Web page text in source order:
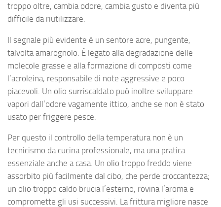
troppo oltre, cambia odore, cambia gusto e diventa più
difficile da riutilizzare.
Il segnale più evidente è un sentore acre, pungente,
talvolta amarognolo. È legato alla degradazione delle
molecole grasse e alla formazione di composti come
l’acroleina, responsabile di note aggressive e poco
piacevoli. Un olio surriscaldato può inoltre sviluppare
vapori dall’odore vagamente ittico, anche se non è stato
usato per friggere pesce.
Per questo il controllo della temperatura non è un
tecnicismo da cucina professionale, ma una pratica
essenziale anche a casa. Un olio troppo freddo viene
assorbito più facilmente dal cibo, che perde croccantezza;
un olio troppo caldo brucia l’esterno, rovina l’aroma e
compromette gli usi successivi. La frittura migliore nasce